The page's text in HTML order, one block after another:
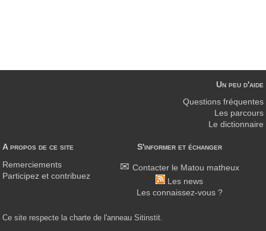
A propos de ce site
Remerciements
Participez et contribuez
S'informer et échanger
Contacter le Matou matheux
Les news
Les connaissez-vous ?
Un peu d'aide
Questions fréquentes
Les parcours
Le dictionnaire
Ce site respecte la charte de l'anneau Sitinstit.